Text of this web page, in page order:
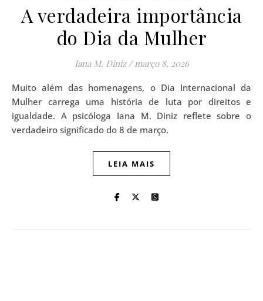
A verdadeira importância
do Dia da Mulher
Iana M. Diniz / março 8, 2026
Muito além das homenagens, o Dia Internacional da
Mulher carrega uma história de luta por direitos e
igualdade. A psicóloga Iana M. Diniz reflete sobre o
verdadeiro significado do 8 de março.
LEIA MAIS